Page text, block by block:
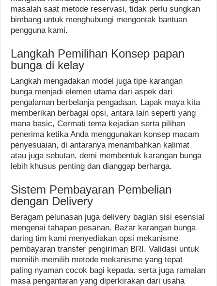
masalah saat metode reservasi, tidak perlu sungkan
bimbang untuk menghubungi mengontak bantuan
pengguna kami.
Langkah Pemilihan Konsep papan
bunga di kelay
Langkah mengadakan model juga tipe karangan
bunga menjadi elemen utama dari aspek dari
pengalaman berbelanja pengadaan. Lapak maya kita
memberikan berbagai opsi, antara lain seperti yang
mana basic, Cermati tema kejadian serta pilihan
penerima ketika Anda menggunakan konsep macam
penyesuaian, di antaranya menambahkan kalimat
atau juga sebutan, demi membentuk karangan bunga
lebih khusus penting dan dianggap berharga.
Sistem Pembayaran Pembelian
dengan Delivery
Beragam pelunasan juga delivery bagian sisi esensial
mengenai tahapan pesanan. Bazar karangan bunga
daring tim kami menyediakan opsi mekanisme
pembayaran transfer pengiriman BRI. Validasi untuk
memilih memilih metode mekanisme yang tepat
paling nyaman cocok bagi kepada. serta juga ramalan
masa pengantaran yang diperkirakan dari usaha